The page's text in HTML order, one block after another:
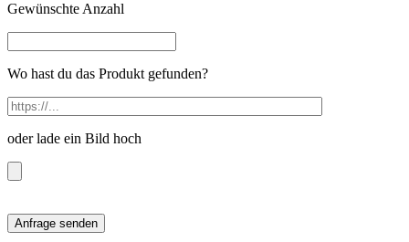
Gewünschte Anzahl
Wo hast du das Produkt gefunden?
oder lade ein Bild hoch
Anfrage senden